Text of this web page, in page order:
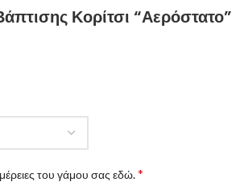
Κορίτσι “Αερόστατο”
του γάμου σας εδώ.*